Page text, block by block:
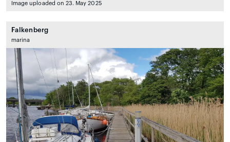
Image uploaded on 23. May 2025
Falkenberg
marina